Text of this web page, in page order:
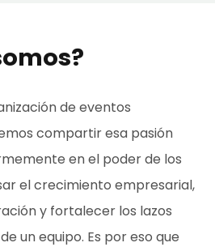
de eventos
compartir esa pasión
en el poder de los
el crecimiento empresarial,
y fortalecer los lazos
un equipo. Es por eso que